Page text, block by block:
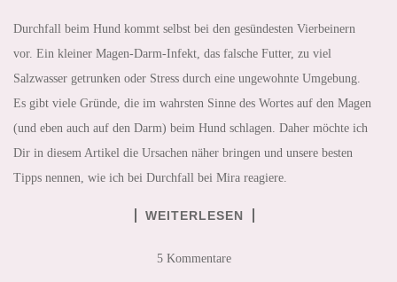
Durchfall beim Hund kommt selbst bei den gesündesten Vierbeinern
vor. Ein kleiner Magen-Darm-Infekt, das falsche Futter, zu viel
Salzwasser getrunken oder Stress durch eine ungewohnte Umgebung.
Es gibt viele Gründe, die im wahrsten Sinne des Wortes auf den Magen
(und eben auch auf den Darm) beim Hund schlagen. Daher möchte ich
Dir in diesem Artikel die Ursachen näher bringen und unsere besten
Tipps nennen, wie ich bei Durchfall bei Mira reagiere.
WEITERLESEN
5 Kommentare